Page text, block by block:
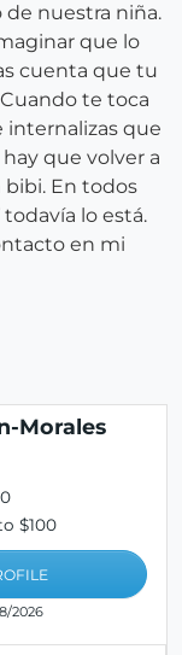
nuestra niña.
que lo
cuenta que tu
te toca
internalizas que
que volver a
En todos
lo está.
en mi
Morales
$100
2026